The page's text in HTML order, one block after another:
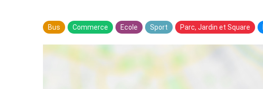
Bus Commerce Ecole Sport Parc, Jardin et Square